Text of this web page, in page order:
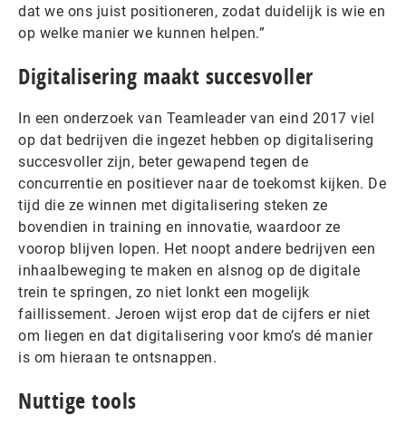
dat we ons juist positioneren, zodat duidelijk is wie en
op welke manier we kunnen helpen.”
Digitalisering maakt succesvoller
In een onderzoek van Teamleader van eind 2017 viel
op dat bedrijven die ingezet hebben op digitalisering
succesvoller zijn, beter gewapend tegen de
concurrentie en positiever naar de toekomst kijken. De
tijd die ze winnen met digitalisering steken ze
bovendien in training en innovatie, waardoor ze
voorop blijven lopen. Het noopt andere bedrijven een
inhaalbeweging te maken en alsnog op de digitale
trein te springen, zo niet lonkt een mogelijk
faillissement. Jeroen wijst erop dat de cijfers er niet
om liegen en dat digitalisering voor kmo’s dé manier
is om hieraan te ontsnappen.
Nuttige tools